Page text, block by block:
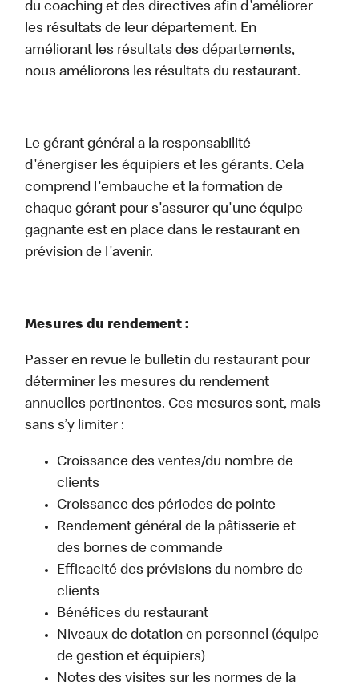
du coaching et des directives afin d'améliorer
les résultats de leur département. En
améliorant les résultats des départements,
nous améliorons les résultats du restaurant.
Le gérant général a la responsabilité
d'énergiser les équipiers et les gérants. Cela
comprend l'embauche et la formation de
chaque gérant pour s'assurer qu'une équipe
gagnante est en place dans le restaurant en
prévision de l'avenir.
Mesures du rendement :
Passer en revue le bulletin du restaurant pour
déterminer les mesures du rendement
annuelles pertinentes. Ces mesures sont, mais
sans s’y limiter :
Croissance des ventes/du nombre de
clients
Croissance des périodes de pointe
Rendement général de la pâtisserie et
des bornes de commande
Efficacité des prévisions du nombre de
clients
Bénéfices du restaurant
Niveaux de dotation en personnel (équipe
de gestion et équipiers)
Notes des visites sur les normes de la